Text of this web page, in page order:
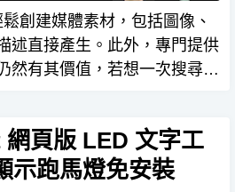
創建媒體素材，包括圖像、
述直接產生。此外，專門提供
然有其價值，若想一次搜尋多
頁版 LED 文字工
示跑馬燈免安裝